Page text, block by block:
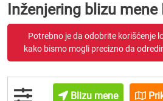
Inženjering blizu
Potrebno je da odobrite korišćenje
kako bismo mogli precizno da
Blizu mene